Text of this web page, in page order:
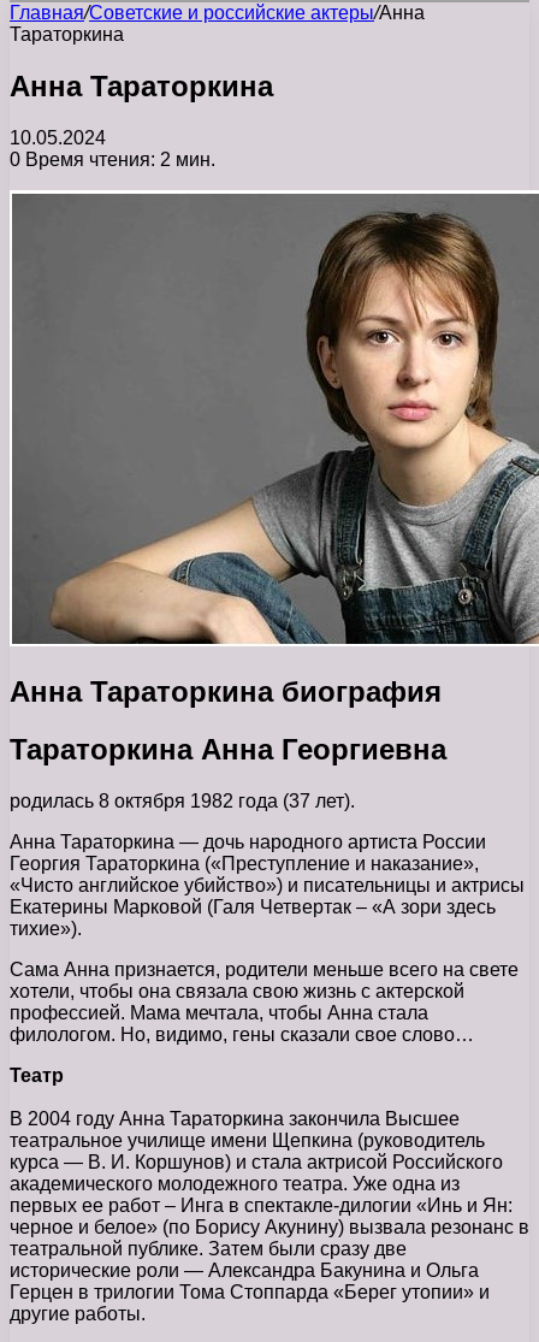
Главная/Советские и российские актеры/Анна
Тараторкина
Анна Тараторкина
10.05.2024
0 Время чтения: 2 мин.
Анна Тараторкина биография
Тараторкина Анна Георгиевна
родилась 8 октября 1982 года (37 лет).
Анна Тараторкина — дочь народного артиста России
Георгия Тараторкина («Преступление и наказание»,
«Чисто английское убийство») и писательницы и актрисы
Екатерины Марковой (Галя Четвертак – «А зори здесь
тихие»).
Сама Анна признается, родители меньше всего на свете
хотели, чтобы она связала свою жизнь с актерской
профессией. Мама мечтала, чтобы Анна стала
филологом. Но, видимо, гены сказали свое слово…
Театр
В 2004 году Анна Тараторкина закончила Высшее
театральное училище имени Щепкина (руководитель
курса — В. И. Коршунов) и стала актрисой Российского
академического молодежного театра. Уже одна из
первых ее работ – Инга в спектакле-дилогии «Инь и Ян:
черное и белое» (по Борису Акунину) вызвала резонанс в
театральной публике. Затем были сразу две
исторические роли — Александра Бакунина и Ольга
Герцен в трилогии Тома Стоппарда «Берег утопии» и
другие работы.